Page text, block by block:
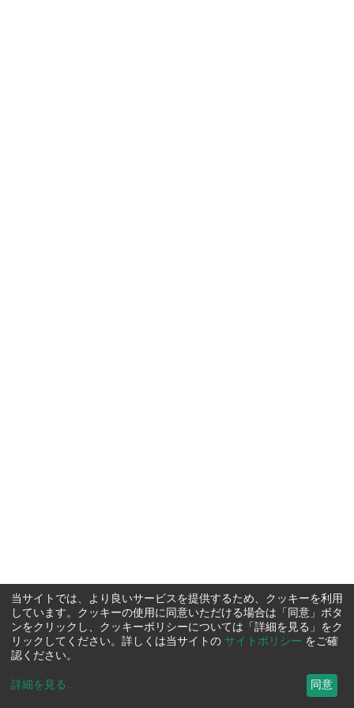
当サイトでは、より良いサービスを提供するため、クッキーを利用
しています。クッキーの使用に同意いただける場合は「同意」ボタ
ンをクリックし、クッキーポリシーについては「詳細を見る」をク
リックしてください。詳しくは当サイトの サイトポリシー をご確
認ください。
詳細を見る ... 同意